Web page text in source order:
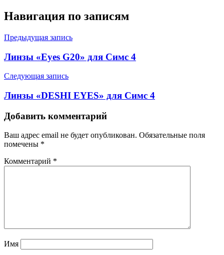
Навигация по записям
Предыдущая запись
Линзы «Eyes G20» для Симс 4
Следующая запись
Линзы «DESHI EYES» для Симс 4
Добавить комментарий
Ваш адрес email не будет опубликован. Обязательные поля
помечены *
Комментарий *
Имя